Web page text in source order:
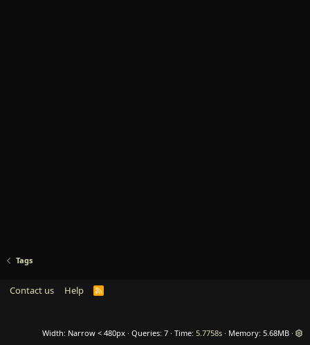
Tags
Contact us Help
R
Width Queries 7 Time 5.7758s Memory 5.68MB